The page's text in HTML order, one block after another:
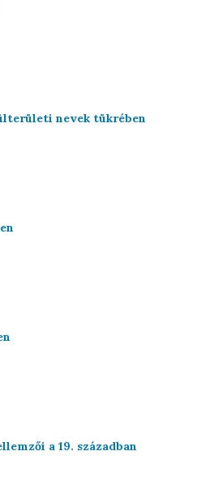
nevek tükrében
a 19. században